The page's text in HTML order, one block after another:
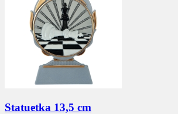
Statuetka 13,5 cm